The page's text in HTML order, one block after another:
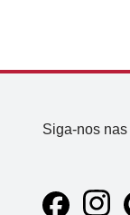
Siga-nos